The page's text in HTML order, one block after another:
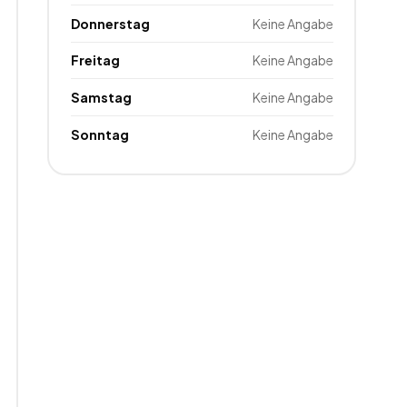
Donnerstag Keine Angabe
Freitag Keine Angabe
Samstag Keine Angabe
Sonntag Keine Angabe